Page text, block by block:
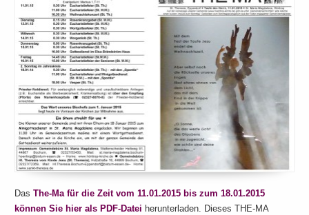
Das The-Ma für die Zeit vom 11.01.2015 bis zum 18.01.2015
können Sie hier als PDF-Datei herunterladen. Dieses THE-MA